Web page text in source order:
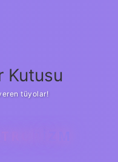
Kutusu
tüyolar!